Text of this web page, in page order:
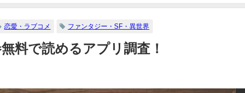
恋愛・ラブコメ ファンタジー・SF・異世界
料で読めるアプリ調査！